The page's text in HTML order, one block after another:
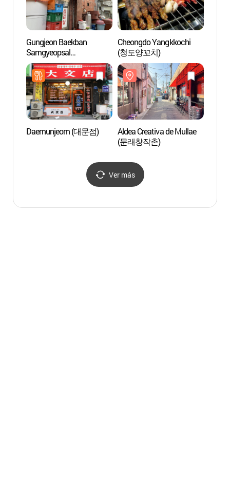
Gungjeon Baekban
Samgyeopsal
(궁전백반삼겹살)
Cheongdo Yangkkochi
(청도양꼬치)
Daemunjeom (대문점)
Aldea Creativa de Mullae
(문래창작촌)
Ver más